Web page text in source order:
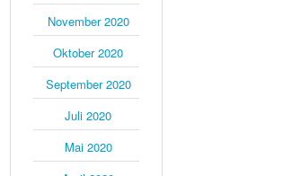
November 2020
Oktober 2020
September 2020
Juli 2020
Mai 2020